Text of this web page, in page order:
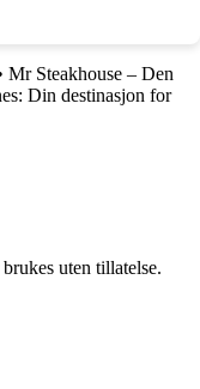
Mr Steakhouse – Den
Din destinasjon for
uten tillatelse.